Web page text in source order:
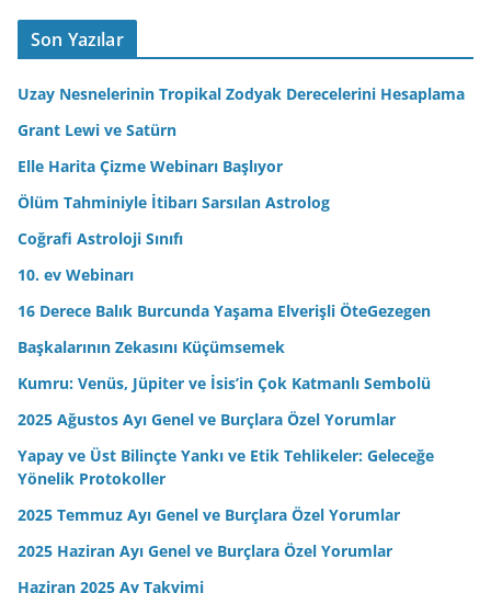
d
r
i
n
Son Yazılar
Uzay Nesnelerinin Tropikal Zodyak Derecelerini Hesaplama
Grant Lewi ve Satürn
Elle Harita Çizme Webinarı Başlıyor
Ölüm Tahminiyle İtibarı Sarsılan Astrolog
Coğrafi Astroloji Sınıfı
10. ev Webinarı
16 Derece Balık Burcunda Yaşama Elverişli ÖteGezegen
Başkalarının Zekasını Küçümsemek
Kumru: Venüs, Jüpiter ve İsis’in Çok Katmanlı Sembolü
2025 Ağustos Ayı Genel ve Burçlara Özel Yorumlar
Yapay ve Üst Bilinçte Yankı ve Etik Tehlikeler: Geleceğe
Yönelik Protokoller
2025 Temmuz Ayı Genel ve Burçlara Özel Yorumlar
2025 Haziran Ayı Genel ve Burçlara Özel Yorumlar
Haziran 2025 Ay Takvimi